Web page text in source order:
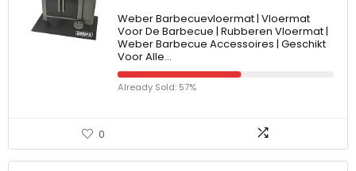
Weber Barbecuevloermat | Vloermat
Voor De Barbecue | Rubberen Vloermat |
Weber Barbecue Accessoires | Geschikt
Voor Alle…
Already Sold: 57%
0